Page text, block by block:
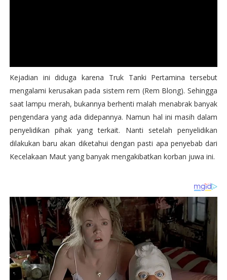
Kejadian ini diduga karena Truk Tanki Pertamina tersebut
mengalami kerusakan pada sistem rem (Rem Blong). Sehingga
saat lampu merah, bukannya berhenti malah menabrak banyak
pengendara yang ada didepannya. Namun hal ini masih dalam
penyelidikan pihak yang terkait. Nanti setelah penyelidikan
dilakukan baru akan diketahui dengan pasti apa penyebab dari
Kecelakaan Maut yang banyak mengakibatkan korban juwa ini.